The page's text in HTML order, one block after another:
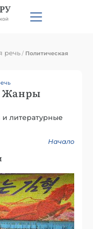
речь / Политическая
Жанры
и литературные
Начало